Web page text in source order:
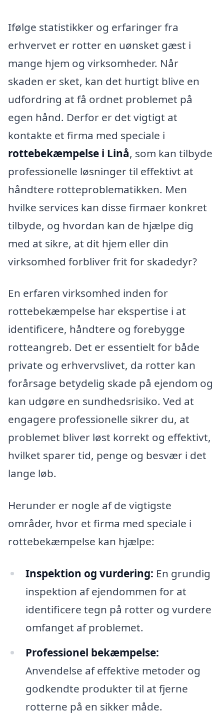
Ifølge statistikker og erfaringer fra
erhvervet er rotter en uønsket gæst i
mange hjem og virksomheder. Når
skaden er sket, kan det hurtigt blive en
udfordring at få ordnet problemet på
egen hånd. Derfor er det vigtigt at
kontakte et firma med speciale i
rottebekæmpelse i Linå, som kan tilbyde
professionelle løsninger til effektivt at
håndtere rotteproblematikken. Men
hvilke services kan disse firmaer konkret
tilbyde, og hvordan kan de hjælpe dig
med at sikre, at dit hjem eller din
virksomhed forbliver frit for skadedyr?
En erfaren virksomhed inden for
rottebekæmpelse har ekspertise i at
identificere, håndtere og forebygge
rotteangreb. Det er essentielt for både
private og erhvervslivet, da rotter kan
forårsage betydelig skade på ejendom og
kan udgøre en sundhedsrisiko. Ved at
engagere professionelle sikrer du, at
problemet bliver løst korrekt og effektivt,
hvilket sparer tid, penge og besvær i det
lange løb.
Herunder er nogle af de vigtigste
områder, hvor et firma med speciale i
rottebekæmpelse kan hjælpe:
Inspektion og vurdering: En grundig
inspektion af ejendommen for at
identificere tegn på rotter og vurdere
omfanget af problemet.
Professionel bekæmpelse:
Anvendelse af effektive metoder og
godkendte produkter til at fjerne
rotterne på en sikker måde.